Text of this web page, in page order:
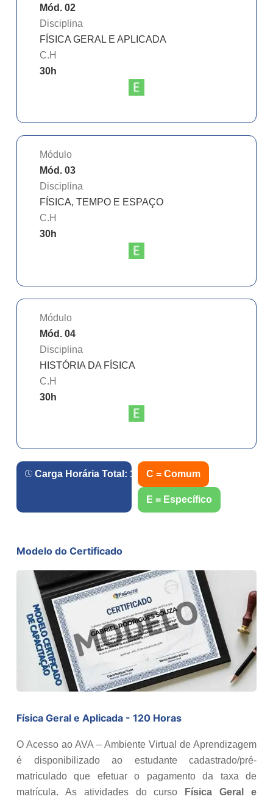
Mód. 02
Disciplina
FÍSICA GERAL E APLICADA
C.H
30h
Módulo
Mód. 03
Disciplina
FÍSICA, TEMPO E ESPAÇO
C.H
30h
Módulo
Mód. 04
Disciplina
HISTÓRIA DA FÍSICA
C.H
30h
Carga Horária Total: 120 h.
C = Comum
E = Específico
Modelo do Certificado
Física Geral e Aplicada - 120 Horas
O Acesso ao AVA – Ambiente Virtual de Aprendizagem
é disponibilizado ao estudante cadastrado/pré-
matriculado que efetuar o pagamento da taxa de
matrícula. As atividades do curso
Física Geral e